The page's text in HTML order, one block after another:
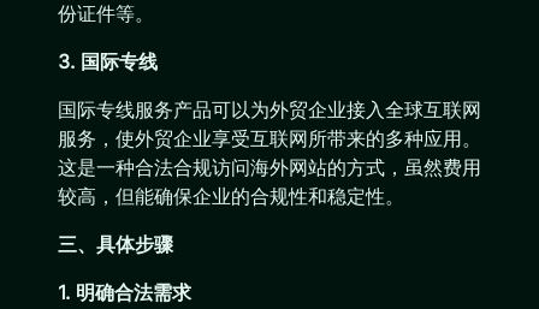
份证件等。
3. 国际专线
国际专线服务产品可以为外贸企业接入全球互联网
服务，使外贸企业享受互联网所带来的多种应用。
这是一种合法合规访问海外网站的方式，虽然费用
较高，但能确保企业的合规性和稳定性。
三、具体步骤
1. 明确合法需求